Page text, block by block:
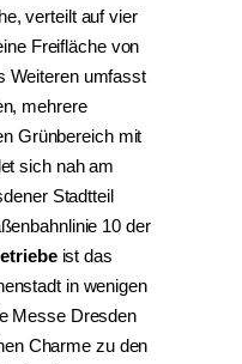
verteilt auf vier
Freifläche von
Weiteren umfasst
mehrere
Grünbereich mit
sich nah am
Stadtteil
10 der
ist das
in wenigen
Messe Dresden
Charme zu den